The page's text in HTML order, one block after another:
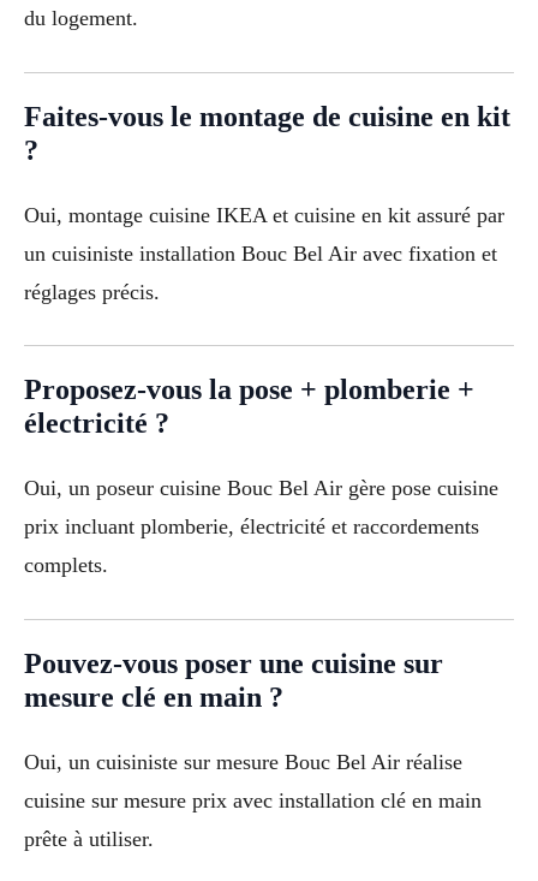
du logement.
Faites-vous le montage de cuisine en kit
?
Oui, montage cuisine IKEA et cuisine en kit assuré par
un cuisiniste installation Bouc Bel Air avec fixation et
réglages précis.
Proposez-vous la pose + plomberie +
électricité ?
Oui, un poseur cuisine Bouc Bel Air gère pose cuisine
prix incluant plomberie, électricité et raccordements
complets.
Pouvez-vous poser une cuisine sur
mesure clé en main ?
Oui, un cuisiniste sur mesure Bouc Bel Air réalise
cuisine sur mesure prix avec installation clé en main
prête à utiliser.